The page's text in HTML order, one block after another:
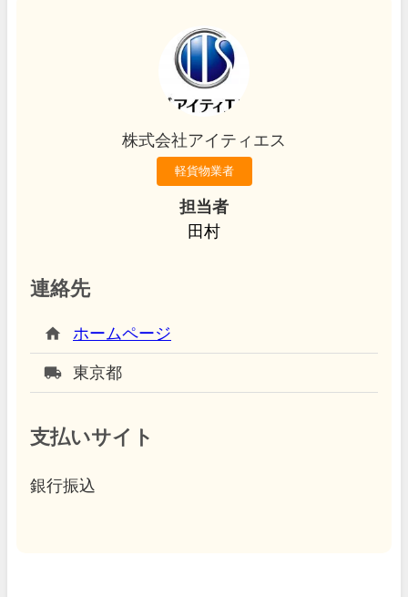
株式会社アイティエス
軽貨物業者
担当者
田村
連絡先
home ホームページ
local_shipping 東京都
支払いサイト
銀行振込